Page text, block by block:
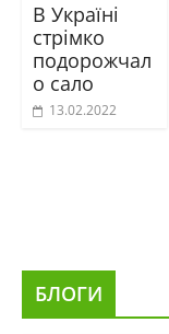
В Україні
стрімко
подорожчал
о сало
13.02.2022
БЛОГИ